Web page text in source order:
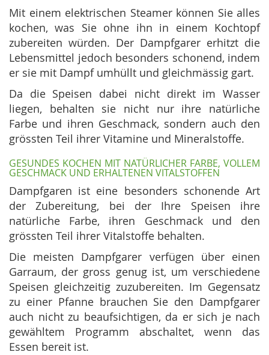
Mit einem elektrischen Steamer können Sie alles
kochen, was Sie ohne ihn in einem Kochtopf
zubereiten würden. Der Dampfgarer erhitzt die
Lebensmittel jedoch besonders schonend, indem
er sie mit Dampf umhüllt und gleichmässig gart.
Da die Speisen dabei nicht direkt im Wasser
liegen, behalten sie nicht nur ihre natürliche
Farbe und ihren Geschmack, sondern auch den
grössten Teil ihrer Vitamine und Mineralstoffe.
GESUNDES KOCHEN MIT NATÜRLICHER FARBE, VOLLEM
GESCHMACK UND ERHALTENEN VITALSTOFFEN
Dampfgaren ist eine besonders schonende Art
der Zubereitung, bei der Ihre Speisen ihre
natürliche Farbe, ihren Geschmack und den
grössten Teil ihrer Vitalstoffe behalten.
Die meisten Dampfgarer verfügen über einen
Garraum, der gross genug ist, um verschiedene
Speisen gleichzeitig zuzubereiten. Im Gegensatz
zu einer Pfanne brauchen Sie den Dampfgarer
auch nicht zu beaufsichtigen, da er sich je nach
gewähltem Programm abschaltet, wenn das
Essen bereit ist.